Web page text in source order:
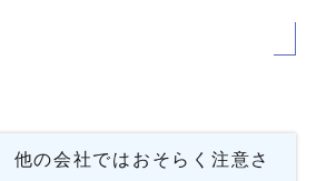
他の会社ではおそらく注意さ